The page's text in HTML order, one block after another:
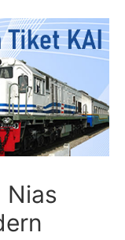
Nias